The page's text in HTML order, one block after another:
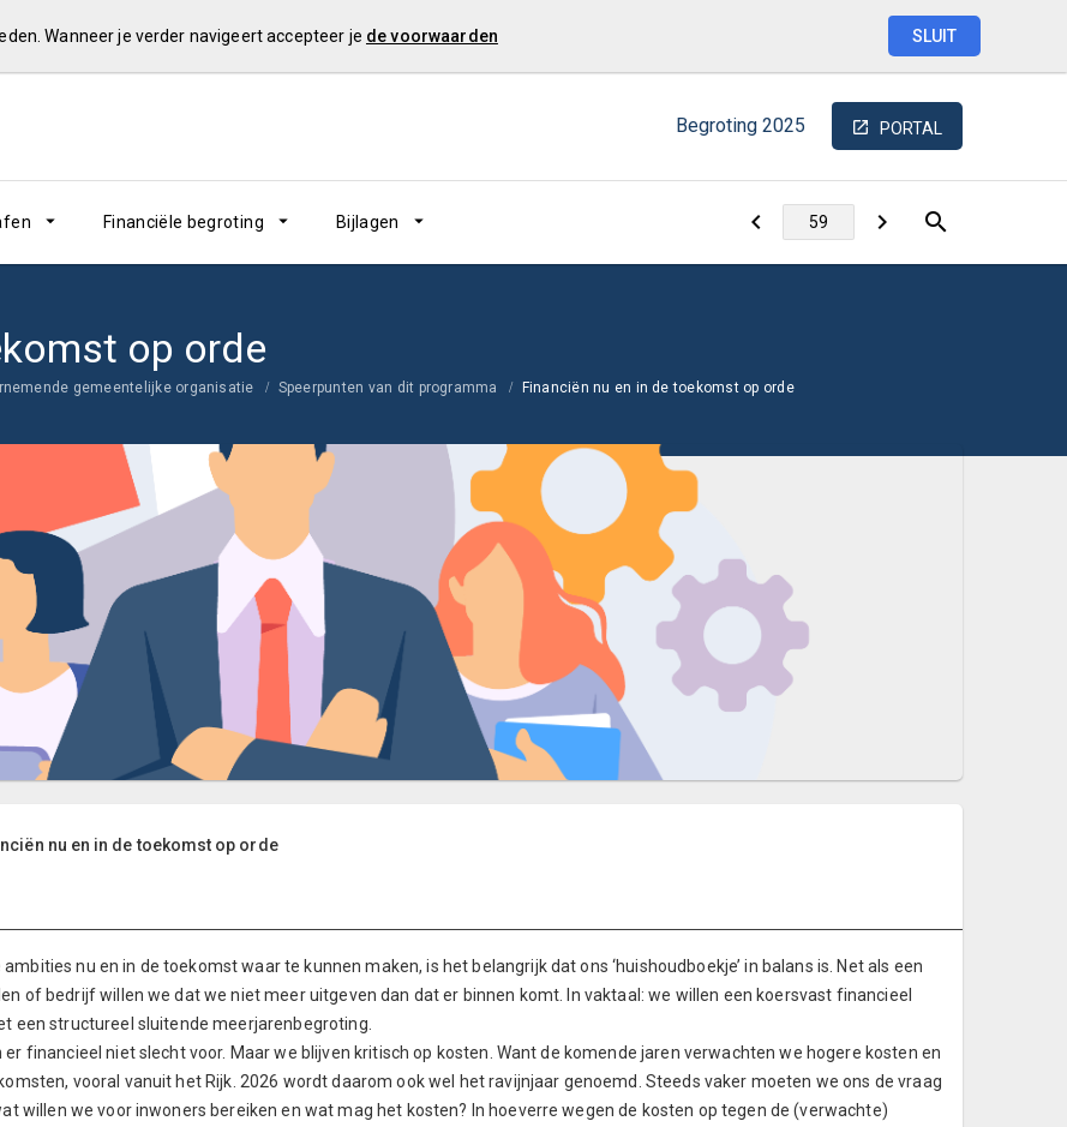
Wanneer je verder navigeert accepteer je de voorwaarden SLUIT
Begroting 2025 PORTAL
Financiële begroting Bijlagen
op orde
gemeentelijke organisatie Speerpunten van dit programma Financiën nu en in de toekomst op orde
nu en in de toekomst op orde
nu en in de toekomst waar te kunnen maken, is het belangrijk dat ons ‘huishoudboekje’ in balans is. Net als een
of bedrijf willen we dat we niet meer uitgeven dan dat er binnen komt. In vaktaal: we willen een koersvast financieel
een structureel sluitende meerjarenbegroting.
er financieel niet slecht voor. Maar we blijven kritisch op kosten. Want de komende jaren verwachten we hogere kosten en
vooral vanuit het Rijk. 2026 wordt daarom ook wel het ravijnjaar genoemd. Steeds vaker moeten we ons de vraag
willen we voor inwoners bereiken en wat mag het kosten? In hoeverre wegen de kosten op tegen de (verwachte)